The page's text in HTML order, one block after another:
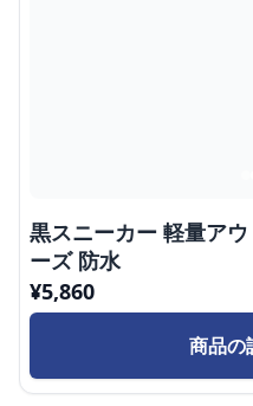
黒スニーカー 軽量ア
ーズ 防水
¥5,860
商品の